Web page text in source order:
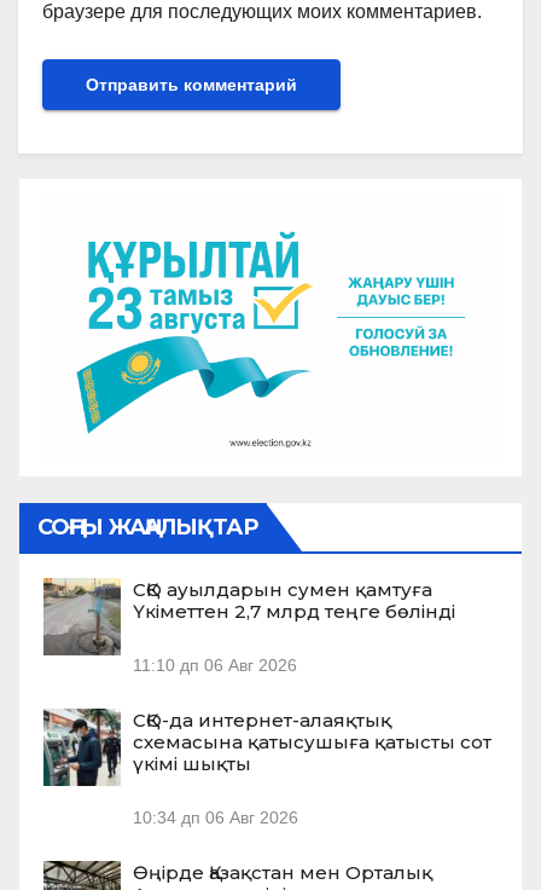
браузере для последующих моих комментариев.
СОҢҒЫ ЖАҢАЛЫҚТАР
СҚО ауылдарын сумен қамтуға
Үкіметтен 2,7 млрд теңге бөлінді
11:10 дп 06 Авг 2026
СҚО-да интернет-алаяқтық
схемасына қатысушыға қатысты сот
үкімі шықты
10:34 дп 06 Авг 2026
Өңірде Қазақстан мен Орталық